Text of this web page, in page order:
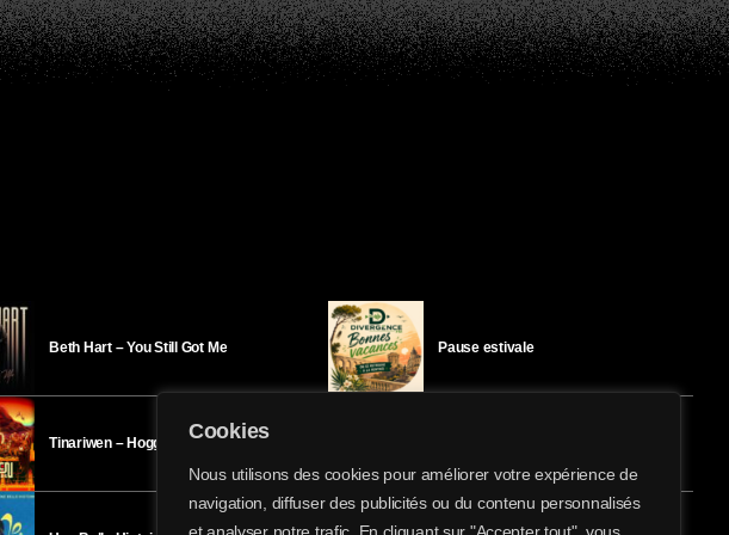
Cookies
Nous utilisons des cookies pour améliorer votre expérience de
navigation, diffuser des publicités ou du contenu personnalisés
share
email
Beth Hart – You Still Got Me
Tinariwen – Hoggar
Pause estivale